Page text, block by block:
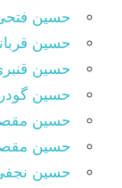
حسین
حسین
حسین
حسین
حسین
حسین
حسین